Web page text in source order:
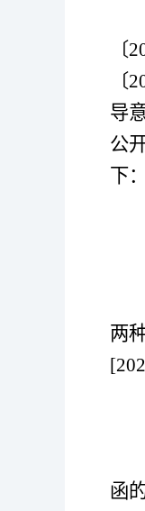
〔
〔
导
公
下：
两
函